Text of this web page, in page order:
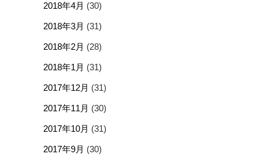
2018年4月 (30)
2018年3月 (31)
2018年2月 (28)
2018年1月 (31)
2017年12月 (31)
2017年11月 (30)
2017年10月 (31)
2017年9月 (30)